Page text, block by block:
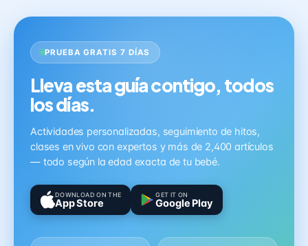
PRUEBA GRATIS 7 DÍAS
Lleva esta guía contigo, todos
los días.
Actividades personalizadas, seguimiento de hitos,
clases en vivo con expertos y más de 2,400 artículos
— todo según la edad exacta de tu bebé.
DOWNLOAD ON THE
App Store
GET IT ON
Google Play